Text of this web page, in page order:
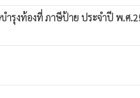
ำรุงท้องที่ ภาษีป้าย ประจำปี พ.ศ